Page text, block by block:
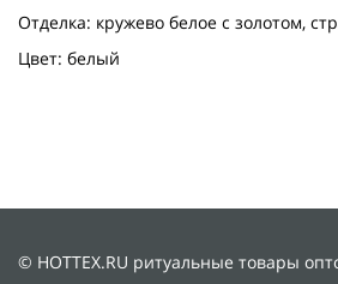
Отделка: кружево белое с золотом,
Цвет: белый
© HOTTEX.RU ритуальные товары